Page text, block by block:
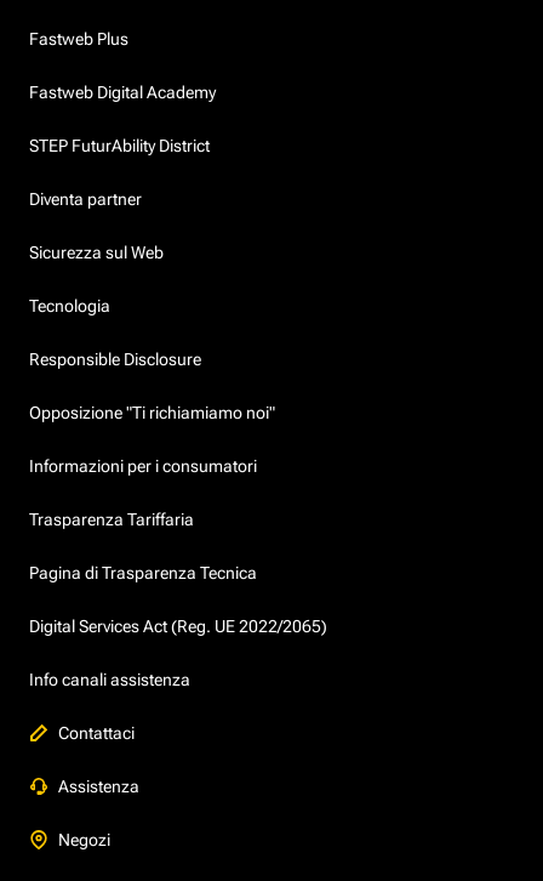
Fastweb Plus
Fastweb Digital Academy
STEP FuturAbility District
Diventa partner
Sicurezza sul Web
Tecnologia
Responsible Disclosure
Opposizione "Ti richiamiamo noi"
Informazioni per i consumatori
Trasparenza Tariffaria
Pagina di Trasparenza Tecnica
Digital Services Act (Reg. UE 2022/2065)
Info canali assistenza
Contattaci
Assistenza
Negozi